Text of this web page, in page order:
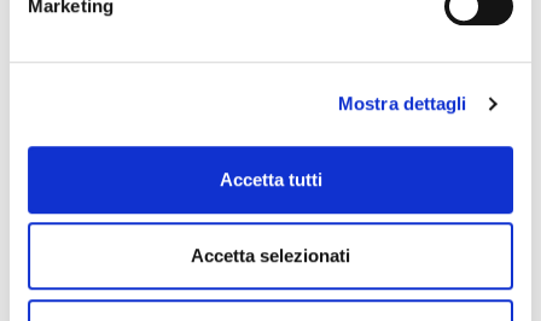
Marketing
Mostra dettagli
Accetta tutti
Accetta selezionati